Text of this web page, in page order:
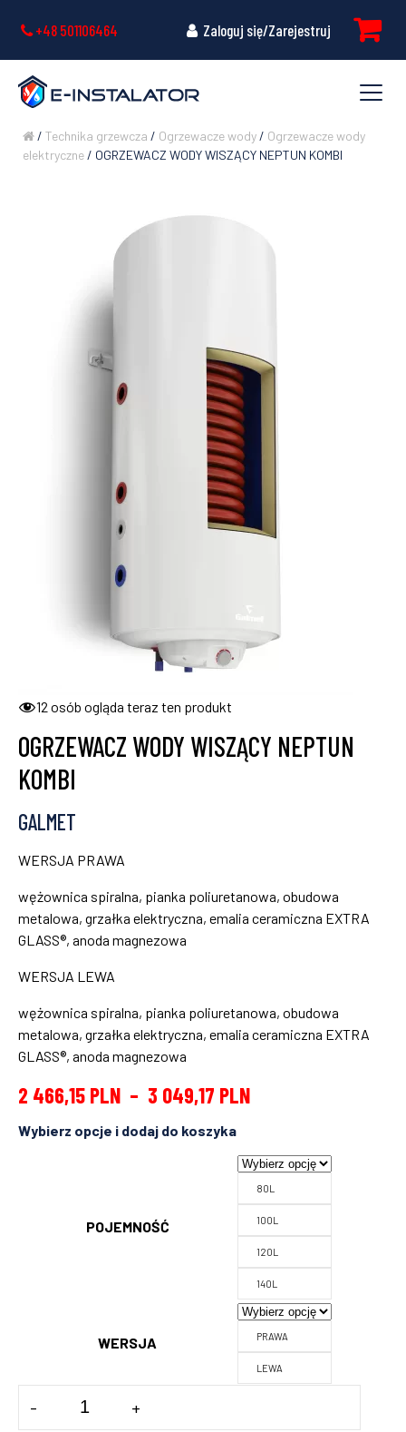
+48 501106464 Zaloguj się/Zarejestruj
/ Technika grzewcza / Ogrzewacze wody/ Ogrzewacze wody
elektryczne/ OGRZEWACZ WODY WISZĄCY NEPTUN KOMBI
12 osób ogląda teraz ten produkt
OGRZEWACZ WODY WISZĄCY NEPTUN
KOMBI
GALMET
WERSJA PRAWA
wężownica spiralna, pianka poliuretanowa, obudowa
metalowa, grzałka elektryczna, emalia ceramiczna EXTRA
GLASS®, anoda magnezowa
WERSJA LEWA
wężownica spiralna, pianka poliuretanowa, obudowa
metalowa, grzałka elektryczna, emalia ceramiczna EXTRA
GLASS®, anoda magnezowa
2 466,15 PLN – 3 049,17 PLN
POJEMNOŚĆ
80L
100L
120L
140L
WERSJA PRAWA
LEWA
OGRZEWACZ
WODY
- +